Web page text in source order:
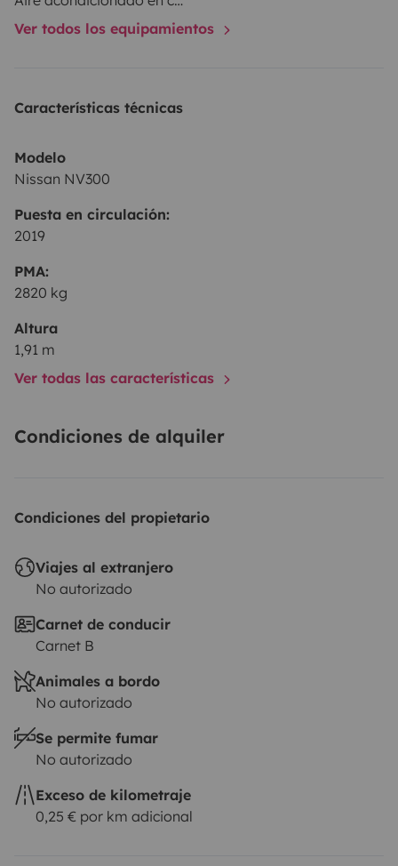
Ver todos los equipamientos
Características técnicas
Modelo
Nissan NV300
Puesta en circulación:
2019
PMA:
2820 kg
Altura
1,91 m
Ver todas las características
Condiciones de alquiler
Condiciones del propietario
Viajes al extranjero
No autorizado
Carnet de conducir
Carnet B
Animales a bordo
No autorizado
Se permite fumar
No autorizado
Exceso de kilometraje
0,25 € por km adicional